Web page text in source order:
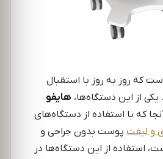
که روز به روز با استقبال
از این دستگاه‌ها، هایفو
که با استفاده از دستگاه‌های
و لیفتپوست بدون جراحی و
استفاده از این دستگاه‌ها در